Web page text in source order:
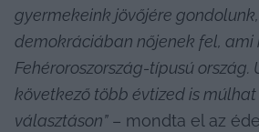
gyermekeink jövőjére
demokráciában nőjenek fel, ami
Fehéroroszország-típusú ország.
következő több évtized is
választáson” – mondta el az